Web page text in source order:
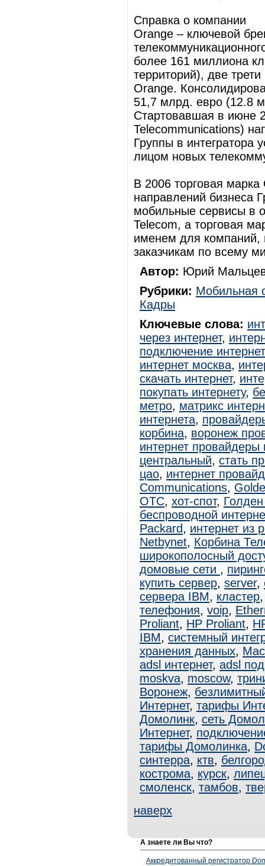
Справка о компании
Orange – ключевой
более 161 миллиона
территорий), две
Orange.
51,7 млрд. евро (12.8
Стартовавшая в июне
Telecommunications)
Группы в интегратора
лицом новых
В 2006 торговая
направлений бизнеса
мобильные сервисы в
Telecom, а торговая
именем для компаний,
заказчикам по всему
Автор: Юрий
Рубрики: Мобильная
Кадры
Ключевые слова:
через интернет,
подключение
интернет москва,
скачать интернет,
покупать интернету,
метро, матрикс
интернета,
корбина, воронеж
интернет провайдеры
центральный, стать
цао, интернет
Communications,
ОТС, хот-спот,
беспроводной
Packard, интернет из
Netbynet, Корбина
широкополосный
домовые сети ,
купить сервер, server,
сервера IBM, кластер
телефония, voip,
Proliant, HP Proliant,
IBM, системный
хранения данных,
adsl интернет, adsl
moskva, moscow,
Воронеж,
Интернет, тарифы
Домолинк, сеть
Интернет,
тарифы Домолинка,
синтерра, ктв,
кострома, курск,
смоленск, тамбов,
наверх
А знаете ли Вы что?
Аккредитованный регистратор